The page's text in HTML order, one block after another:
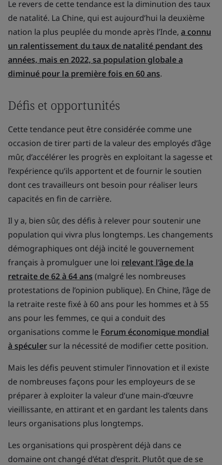
Le revers de cette tendance est la diminution des taux
de natalité. La Chine, qui est aujourd’hui la deuxième
nation la plus peuplée du monde après l’Inde, a connu
un ralentissement du taux de natalité pendant des
années, mais en 2022, sa population globale a
diminué pour la première fois en 60 ans.
Défis et opportunités
Cette tendance peut être considérée comme une
occasion de tirer parti de la valeur des employés d’âge
mûr, d’accélérer les progrès en exploitant la sagesse et
l’expérience qu’ils apportent et de fournir le soutien
dont ces travailleurs ont besoin pour réaliser leurs
capacités en fin de carrière.
Il y a, bien sûr, des défis à relever pour soutenir une
population qui vivra plus longtemps. Les changements
démographiques ont déjà incité le gouvernement
français à promulguer une loi relevant l’âge de la
retraite de 62 à 64 ans (malgré les nombreuses
protestations de l’opinion publique). En Chine, l’âge de
la retraite reste fixé à 60 ans pour les hommes et à 55
ans pour les femmes, ce qui a conduit des
organisations comme le Forum économique mondial
à spéculer sur la nécessité de modifier cette position.
Mais les défis peuvent stimuler l’innovation et il existe
de nombreuses façons pour les employeurs de se
préparer à exploiter la valeur d’une main-d’œuvre
vieillissante, en attirant et en gardant les talents dans
leurs organisations plus longtemps.
Les organisations qui prospèrent déjà dans ce
domaine ont changé d’état d’esprit. Plutôt que de se